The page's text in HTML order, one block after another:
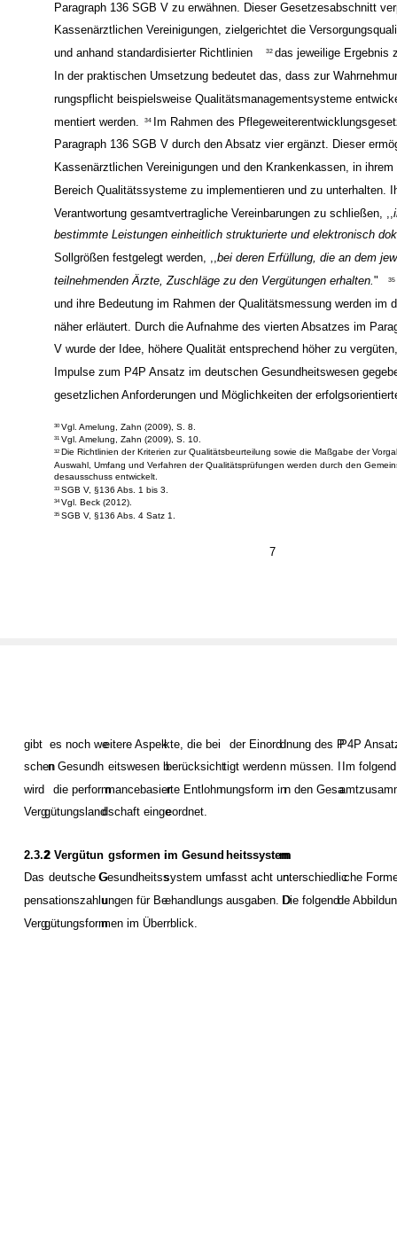
7
Paragraph 136 SGB V zu erwähnen. Dieser Gesetzesabschnitt
Kassenärztlichen Vereinigungen, zielgerichtet die
und anhand standardisierter Richtlinien
32 das jeweilige Ergebnis
In der praktischen Umsetzung bedeutet das, dass zur
rungspflicht beispielsweise Qualitätsmanagementsysteme
mentiert werden.
34
Im Rahmen des
Paragraph 136 SGB V durch den Absatz vier ergänzt. Dieser
Kassenärztlichen Vereinigungen und den Krankenkassen, in
Bereich Qualitätssysteme zu implementieren und zu unterhalten.
Verantwortung gesamtvertragliche Vereinbarungen zu schließen, ,,
bestimmte Leistungen einheitlich strukturierte und elektronisch
Sollgrößen festgelegt werden, ,,bei deren Erfüllung, die an dem
teilnehmenden Ärzte, Zuschläge zu den Vergütungen erhalten." 35
und ihre Bedeutung im Rahmen der Qualitätsmessung werden im
näher erläutert. Durch die Aufnahme des vierten Absatzes im
V wurde der Idee, höhere Qualität entsprechend höher zu
Impulse zum P4P Ansatz im deutschen Gesundheitswesen
gesetzlichen Anforderungen und Möglichkeiten der
30 Vgl. Amelung, Zahn (2009), S. 8.
31 Vgl. Amelung, Zahn (2009), S. 10.
32 Die Richtlinien der Kriterien zur Qualitätsbeurteilung sowie die Maßgabe der
Auswahl, Umfang und Verfahren der Qualitätsprüfungen werden durch den
desausschuss entwickelt.
33 SGB V, §136 Abs. 1 bis 3.
34 Vgl. Beck (2012).
35 SGB V, §136 Abs. 4 Satz 1.
gibt
schen
wird
Verg
2.3.2
Das
pens
Verg
es noch we
n Gesundh
die perform
gütungsland
2 Vergütun
deutsche G
ationszahlu
gütungsform
eitere Aspek
eitswesen b
mancebasier
dschaft einge
gsformen i
Gesundheitss
ungen für Be
men im Über
kte, die bei
berücksicht
rte Entlohn
eordnet.
im Gesund
system umf
ehandlungs
rblick.
der Einord
tigt werden
nungsform in
heitssystem
fasst acht un
ausgaben. D
dnung des P
n müssen. I
n den Gesa
m
nterschiedlic
Die folgend
P4P
Im folgend
che
de Abbildun